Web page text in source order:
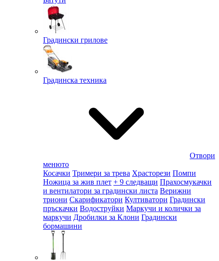
Градински грилове
Градинска техника
Отвори
менюто
Косачки Тримери за трева Храсторези Помпи
Ножица за жив плет + 9 следващи Прахосмукачки
и вентилатори за градински листа Верижни
триони Скарификатори Култиватори Градински
пръскачки Водоструйки Маркучи и колички за
маркучи Дробилки за Клони Градински
бормашини